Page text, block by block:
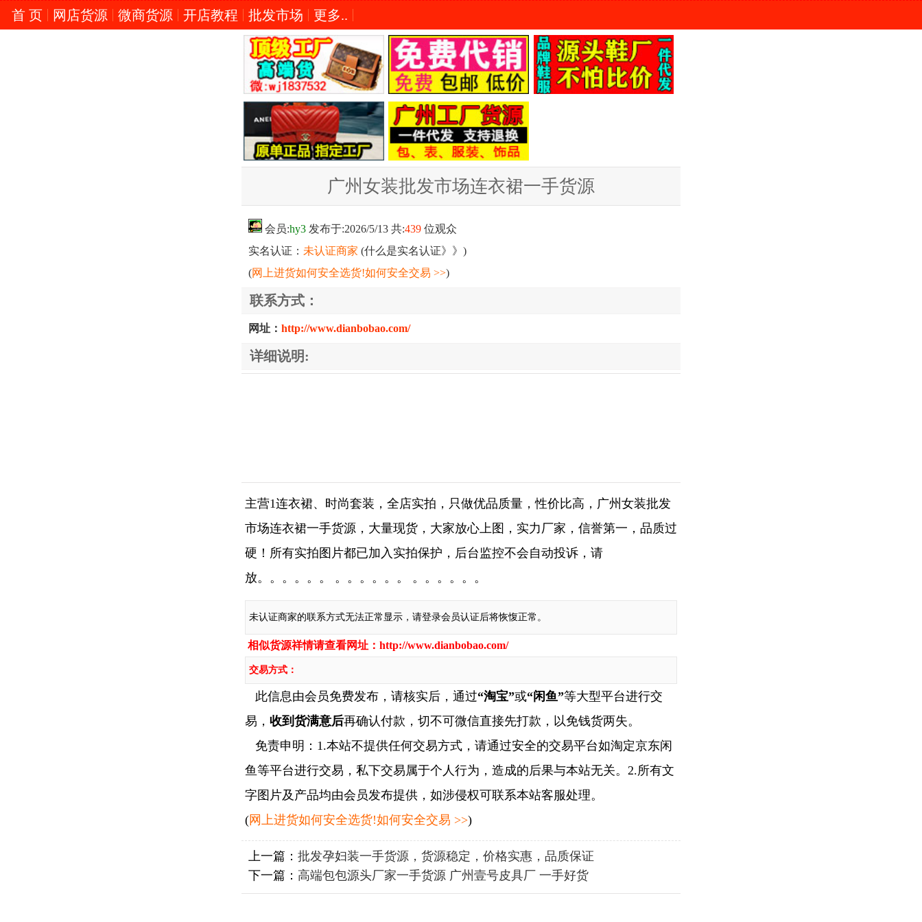
首 页 网店货源 微商货源 开店教程 批发市场 更多..
广州女装批发市场连衣裙一手货源
会员:hy3 发布于:2026/5/13 共:439 位观众
实名认证： 未认证商家 (什么是实名认证》》 )
(网上进货如何安全选货!如何安全交易 >>)
联系方式：
网址： http://www.dianbobao.com/
详细说明:
主营1连衣裙、时尚套装，全店实拍，只做优品质量，性价比高，广州女装批发
市场连衣裙一手货源，大量现货，大家放心上图，实力厂家，信誉第一，品质过
硬！所有实拍图片都已加入实拍保护，后台监控不会自动投诉，请
放。。。。。。 。。。。。。 。。。。。。
未认证商家的联系方式无法正常显示，请登录会员认证后将恢愎正常。
相似货源祥情请查看网址： http://www.dianbobao.com/
交易方式：
此信息由会员免费发布，请核实后，通过“淘宝”或“闲鱼”等大型平台进行交
易， 收到货满意后再确认付款，切不可微信直接先打款，以免钱货两失。
免责申明：1.本站不提供任何交易方式，请通过安全的交易平台如淘定京东闲
鱼等平台进行交易，私下交易属于个人行为，造成的后果与本站无关。2.所有文
字图片及产品均由会员发布提供，如涉侵权可联系本站客服处理。
(网上进货如何安全选货!如何安全交易 >>)
上一篇： 批发孕妇装一手货源，货源稳定，价格实惠，品质保证
下一篇： 高端包包源头厂家一手货源 广州壹号皮具厂 一手好货